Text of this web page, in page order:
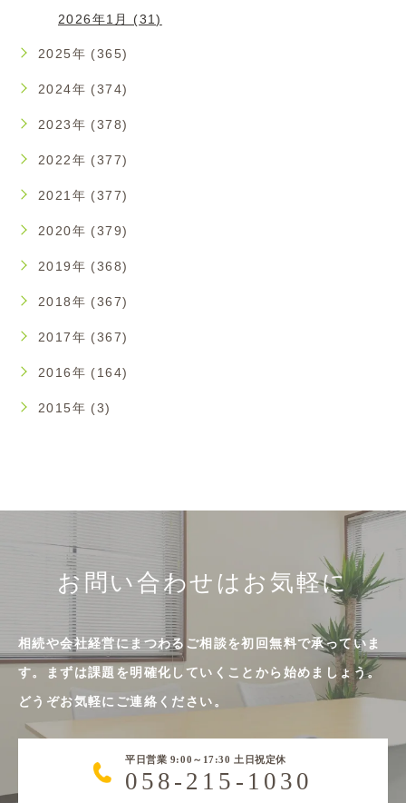
2026年1月 (31)
2025年 (365)
2024年 (374)
2023年 (378)
2022年 (377)
2021年 (377)
2020年 (379)
2019年 (368)
2018年 (367)
2017年 (367)
2016年 (164)
2015年 (3)
お問い合わせはお気軽に
相続や会社経営にまつわるご相談を初回無料で承っていま
す。まずは課題を明確化していくことから始めましょう。
どうぞお気軽にご連絡ください。
平日営業 9:00～17:30 土日祝定休
058-215-1030